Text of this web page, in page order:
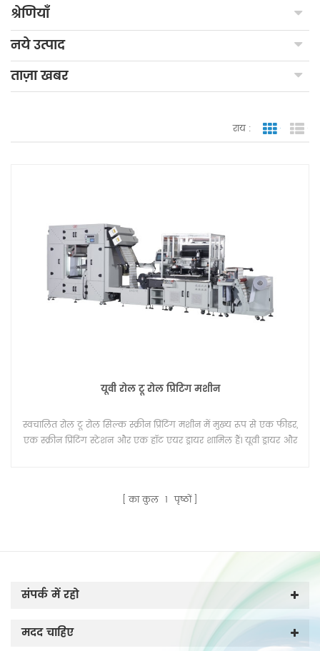
श्रेणियाँ
नये उत्पाद
ताज़ा खबर
राय : जाली
यूवी रोल टू रोल प्रिंटिंग मशीन
स्वचालित रोल टू रोल सिल्क स्क्रीन प्रिंटिंग मशीन में मुख्य रूप से एक फीडर,
एक स्क्रीन प्रिंटिंग स्टेशन और एक हॉट एयर ड्रायर शामिल हैं। यूवी ड्रायर और
का कुल 1 पृष्ठों
संपर्क में रहो
मदद चाहिए